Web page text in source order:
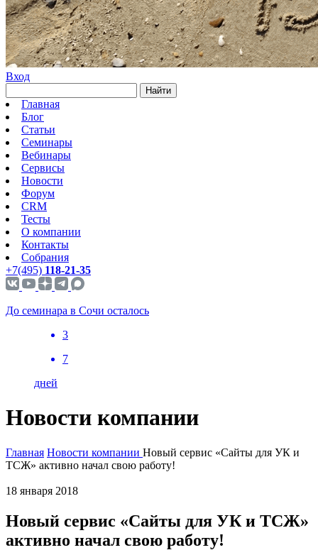
Вход
Найти
Главная
Блог
Статьи
Семинары
Вебинары
Сервисы
Новости
Форум
CRM
Тесты
О компании
Контакты
Собрания
+7(495) 118-21-35
До семинара в Сочи осталось
3
7
дней
Новости компании
Главная Новости компании Новый сервис «Сайты для УК и
ТСЖ» активно начал свою работу!
18 января 2018
Новый сервис «Сайты для УК и ТСЖ»
активно начал свою работу!